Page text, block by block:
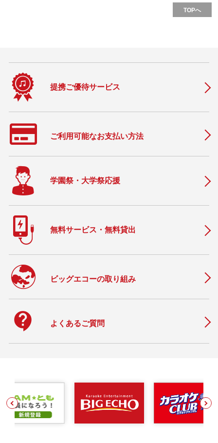
TOPへ
提携ご優待サービス
ご利用可能なお支払い方法
学園祭・大学祭応援
無料サービス・無料貸出
ビッグエコーの取り組み
contact_support よくあるご質問